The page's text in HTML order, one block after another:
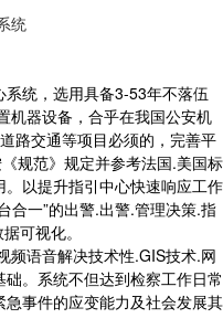
统
统，选用具备3-53年不落伍
机器设备，合乎在我国公安机
路交通等项目必须的，完善平
规范》规定并参考法国.美国标
以提升指引中心快速响应工作
合一”的出警.出警.管理决策.指
可视化。
频语音解决技术性.GIS技术.网
。系统不但达到检察工作日常
事件的应变能力及社会发展其